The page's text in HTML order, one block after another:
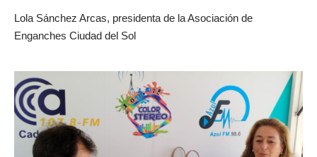
Lola Sánchez Arcas, presidenta de la Asociación de
Enganches Ciudad del Sol